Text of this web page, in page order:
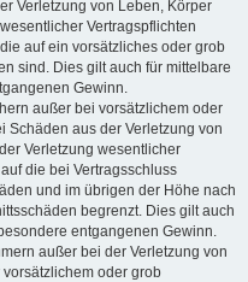
Verletzung von Leben, Körper
Vertragspflichten
auf ein vorsätzliches oder grob
sind. Dies gilt auch für mittelbare
Gewinn.
außer bei vorsätzlichem oder
Schäden aus der Verletzung von
Verletzung wesentlicher
die bei Vertragsschluss
und im übrigen der Höhe nach
begrenzt. Dies gilt auch
entgangenen Gewinn.
außer bei der Verletzung von
oder grob